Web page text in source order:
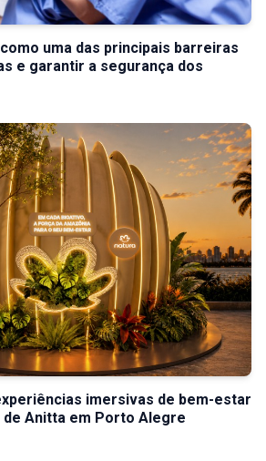
uma das principais barreiras
e garantir a segurança dos
imersivas de bem-estar
de Anitta em Porto Alegre